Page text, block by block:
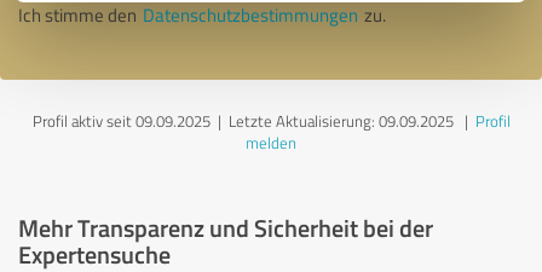
Ich stimme den Datenschutzbestimmungen zu.
Profil aktiv seit 09.09.2025 | Letzte Aktualisierung: 09.09.2025| Profil
melden
Mehr Transparenz und Sicherheit bei der
Expertensuche